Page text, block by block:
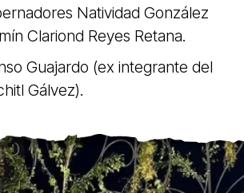
Natividad González
Clariond Reyes Retana.
Guajardo (ex integrante del
Gálvez).